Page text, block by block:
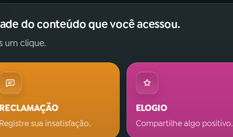
do conteúdo que você acessou.
um clique.
RECLAMAÇÃO
Registre sua insatisfação.
ELOGIO
Compartilhe algo positivo.